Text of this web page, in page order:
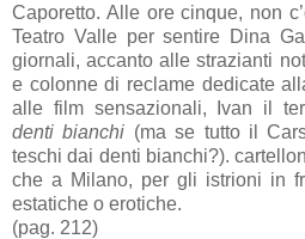
Caporetto. Alle ore cinque, non
Teatro Valle per sentire Dina
giornali, accanto alle strazianti
e colonne di reclame dedicate
alle film sensazionali, Ivan il
denti bianchi (ma se tutto il
teschi dai denti bianchi?).
che a Milano, per gli istrioni in
estatiche o erotiche.
(pag. 212)